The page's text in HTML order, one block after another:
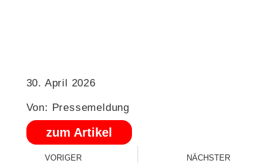
30. April 2026
Von: Pressemeldung
zum Artikel
VORIGER NÄCHSTER